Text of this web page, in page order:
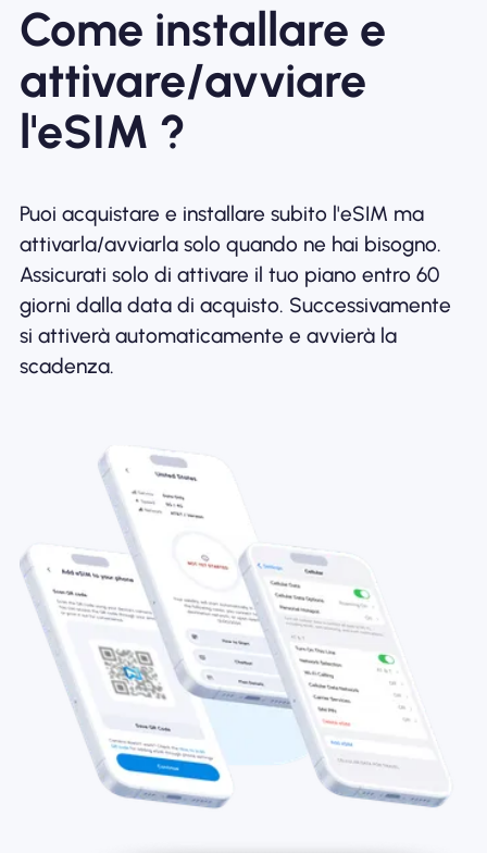
Come installare e
attivare/avviare
l'eSIM ?
Puoi acquistare e installare subito l'eSIM ma
attivarla/avviarla solo quando ne hai bisogno.
Assicurati solo di attivare il tuo piano entro 60
giorni dalla data di acquisto. Successivamente
si attiverà automaticamente e avvierà la
scadenza.